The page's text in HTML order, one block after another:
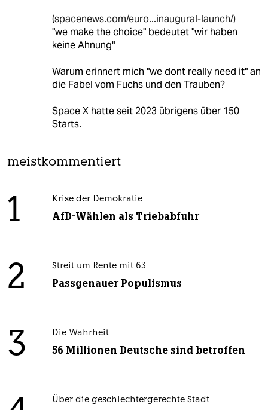
(spacenews.com/euro...inaugural-launch/)
"we make the choice" bedeutet "wir haben
keine Ahnung"
Warum erinnert mich "we dont really need it" an
die Fabel vom Fuchs und den Trauben?
Space X hatte seit 2023 übrigens über 150
Starts.
meistkommentiert
1 Krise der Demokratie
AfD-Wählen als Triebabfuhr
2 Streit um Rente mit 63
Passgenauer Populismus
3 Die Wahrheit
56 Millionen Deutsche sind betroffen
Über die geschlechtergerechte Stadt